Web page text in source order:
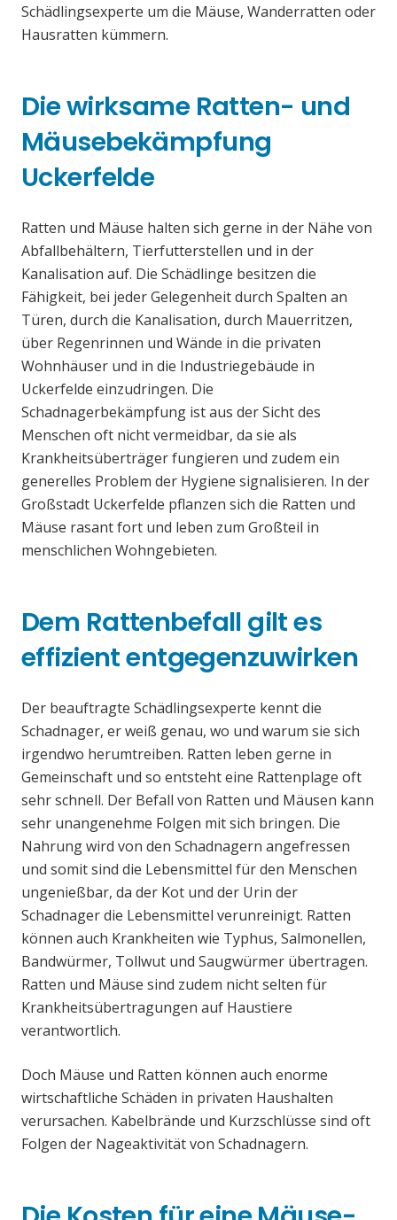
Schädlingsexperte um die Mäuse, Wanderratten oder
Hausratten kümmern.
Die wirksame Ratten- und
Mäusebekämpfung
Uckerfelde
Ratten und Mäuse halten sich gerne in der Nähe von
Abfallbehältern, Tierfutterstellen und in der
Kanalisation auf. Die Schädlinge besitzen die
Fähigkeit, bei jeder Gelegenheit durch Spalten an
Türen, durch die Kanalisation, durch Mauerritzen,
über Regenrinnen und Wände in die privaten
Wohnhäuser und in die Industriegebäude in
Uckerfelde einzudringen. Die
Schadnagerbekämpfung ist aus der Sicht des
Menschen oft nicht vermeidbar, da sie als
Krankheitsüberträger fungieren und zudem ein
generelles Problem der Hygiene signalisieren. In der
Großstadt Uckerfelde pflanzen sich die Ratten und
Mäuse rasant fort und leben zum Großteil in
menschlichen Wohngebieten.
Dem Rattenbefall gilt es
effizient entgegenzuwirken
Der beauftragte Schädlingsexperte kennt die
Schadnager, er weiß genau, wo und warum sie sich
irgendwo herumtreiben. Ratten leben gerne in
Gemeinschaft und so entsteht eine Rattenplage oft
sehr schnell. Der Befall von Ratten und Mäusen kann
sehr unangenehme Folgen mit sich bringen. Die
Nahrung wird von den Schadnagern angefressen
und somit sind die Lebensmittel für den Menschen
ungenießbar, da der Kot und der Urin der
Schadnager die Lebensmittel verunreinigt. Ratten
können auch Krankheiten wie Typhus, Salmonellen,
Bandwürmer, Tollwut und Saugwürmer übertragen.
Ratten und Mäuse sind zudem nicht selten für
Krankheitsübertragungen auf Haustiere
verantwortlich.
Doch Mäuse und Ratten können auch enorme
wirtschaftliche Schäden in privaten Haushalten
verursachen. Kabelbrände und Kurzschlüsse sind oft
Folgen der Nageaktivität von Schadnagern.